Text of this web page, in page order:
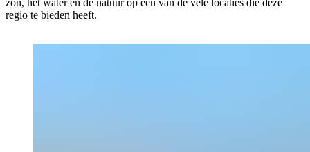
zon, het water en de natuur op een van de vele locaties die deze
regio te bieden heeft.